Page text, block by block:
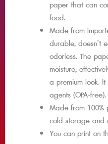
paper that can
food.
Made from
durable, doesn’t
odorless. The
moisture,
a premium look.
agents (OPA-free).
Made from 100%
cold storage and
You can print on